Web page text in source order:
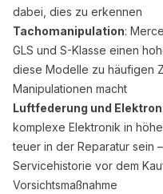
dabei, dies zu erkennen
Tachomanipulation:
GLS und S-Klasse einen
diese Modelle zu häufigen
Manipulationen macht
Luftfederung und
komplexe Elektronik in
teuer in der Reparatur sein
Servicehistorie vor dem
Vorsichtsmaßnahme